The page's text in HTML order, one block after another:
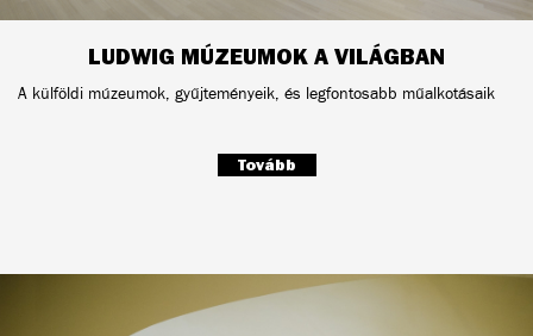
LUDWIG MÚZEUMOK A VILÁGBAN
A külföldi múzeumok, gyűjteményeik, és legfontosabb műalkotásaik
Tovább